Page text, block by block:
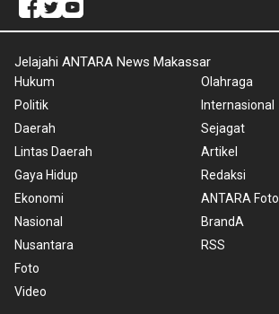
Jelajahi ANTARA News Makassar
Hukum
Politik
Daerah
Lintas Daerah
Gaya Hidup
Ekonomi
Nasional
Nusantara
Foto
Video
Olahraga
Internasional
Sejagat
Artikel
Redaksi
ANTARA Foto
BrandA
RSS